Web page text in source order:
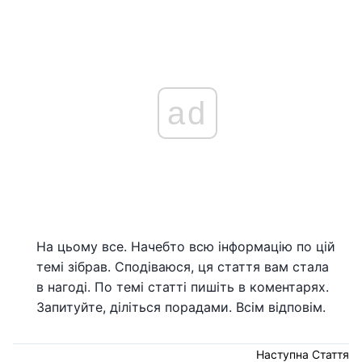
ad
На цьому все. Начебто всю інформацію по цій
темі зібрав. Сподіваюся, ця стаття вам стала
в нагоді. По темі статті пишіть в коментарях.
Запитуйте, діліться порадами. Всім відповім.
Наступна Стаття